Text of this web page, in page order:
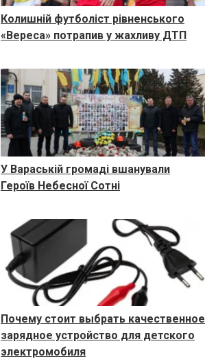
Колишній футболіст рівненського
«Вереса» потрапив у жахливу ДТП
У Вараській громаді вшанували
Героїв Небесної Сотні
Почему стоит выбрать качественное
зарядное устройство для детского
электромобиля